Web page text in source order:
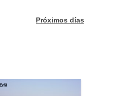
Próximos días
Erfil